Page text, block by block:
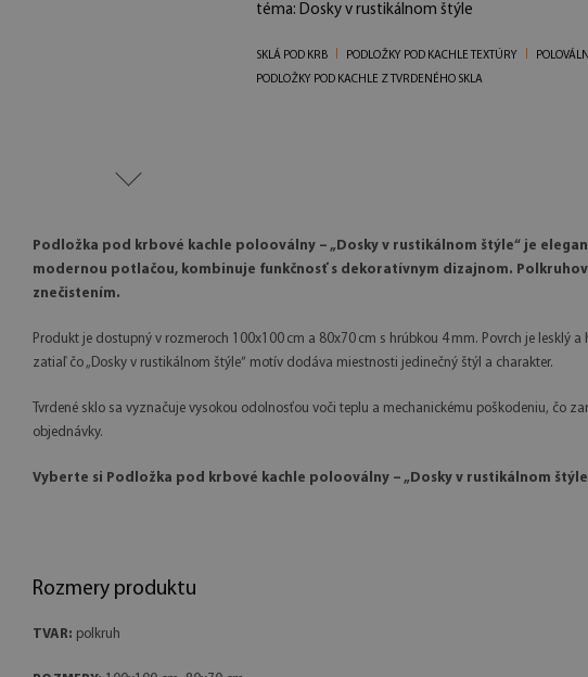
téma: Dosky v rustikálnom štýle
SKLÁ POD KRB PODLOŽKY POD KACHLE TEXTÚRY
PODLOŽKY POD KACHLE Z TVRDENÉHO SKLA
Podložka pod krbové kachle polooválny – „Dosky v rustikálnom štýle“ je
modernou potlačou, kombinuje funkčnosť s dekoratívnym dizajnom.
znečistením.
Produkt je dostupný v rozmeroch 100x100 cm a 80x70 cm s hrúbkou 4 mm. Povrch je
zatiaľ čo „Dosky v rustikálnom štýle“ motív dodáva miestnosti jedinečný štýl a charakter.
Tvrdené sklo sa vyznačuje vysokou odolnosťou voči teplu a mechanickému poškodeniu, čo
objednávky.
Vyberte si Podložka pod krbové kachle polooválny – „Dosky v rustikálnom
Rozmery produktu
TVAR: polkruh